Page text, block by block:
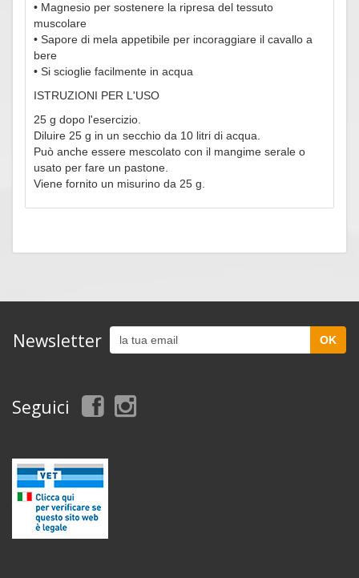
• Magnesio per sostenere la ripresa del tessuto
muscolare
• Sapore di mela appetibile per incoraggiare il cavallo a
bere
• Si scioglie facilmente in acqua
ISTRUZIONI PER L'USO
25 g dopo l'esercizio.
Diluire 25 g in un secchio da 10 litri di acqua.
Può anche essere mescolato con il mangime serale o
usato per fare un pastone.
Viene fornito un misurino da 25 g.
Newsletter
Seguici